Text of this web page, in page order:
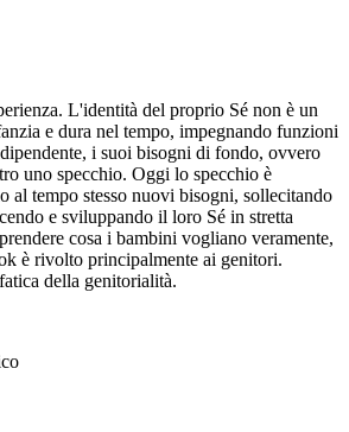
L'identità del proprio Sé non è un
e dura nel tempo, impegnando funzioni
i suoi bisogni di fondo, ovvero
uno specchio. Oggi lo specchio è
al tempo stesso nuovi bisogni, sollecitando
e sviluppando il loro Sé in stretta
cosa i bambini vogliano veramente,
è rivolto principalmente ai genitori.
della genitorialità.